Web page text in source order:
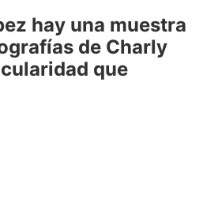
hay una muestra
de Charly
que